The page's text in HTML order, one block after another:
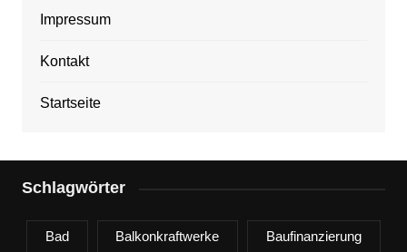
Impressum
Kontakt
Startseite
Schlagwörter
Bad Balkonkraftwerke Baufinanzierung